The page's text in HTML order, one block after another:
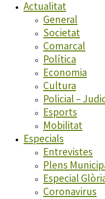
Actualitat
General
Societat
Comarcal
Política
Economia
Cultura
Policial –
Esports
Mobilitat
Especials
Entrevistes
Plens
Especial
Coronavirus